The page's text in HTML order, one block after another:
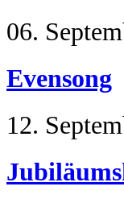
06.
Evensong
12.